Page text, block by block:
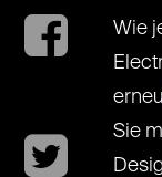
Wie
Sie